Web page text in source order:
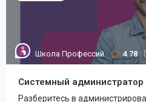
Школа Профессий 4.78
Системный администратор
Разберитесь в